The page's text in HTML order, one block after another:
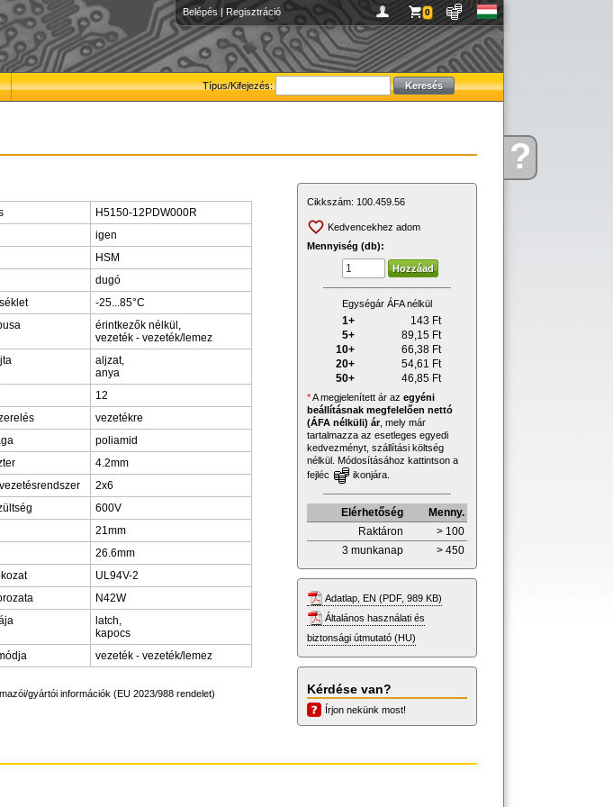
Kérdése?
Belépés | Regisztráció 0
Típus/Kifejezés:
H5150-12PDW000R
igen
HSM
dugó
-25...85°C
érintkezők nélkül,
vezeték - vezeték/lemez
aljzat,
anya
12
vezetékre
poliamid
4.2mm
2x6
600V
21mm
26.6mm
UL94V-2
N42W
latch,
kapocs
vezeték - vezeték/lemez
gyártói információk (EU 2023/988 rendelet)
Cikkszám: 100.459.56
Kedvencekhez adom
Mennyiség (db):
Egységár ÁFA nélkül
1+ 143 Ft
5+
89,15 Ft
10+
66,38 Ft
20+
54,61 Ft
50+
46,85 Ft
*A megjelenített ár az egyéni
beállításnak megfelelően nettó
(ÁFA nélküli) ár, mely már
tartalmazza az esetleges egyedi
kedvezményt, szállítási költség
nélkül. Módosításához kattintson a
fejléc
ikonjára.
Elérhetőség
Menny.
Raktáron
> 100
3 munkanap
> 450
Adatlap, EN (PDF, 989 KB)
Általános használati és
biztonsági útmutató (HU)
Kérdése van?
Írjon nekünk most!